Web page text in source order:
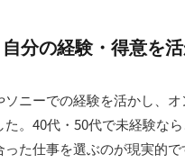
分の経験・得意を
ニーでの経験を活かし、
。40代・50代で未経験な
った仕事を選ぶのが現実的